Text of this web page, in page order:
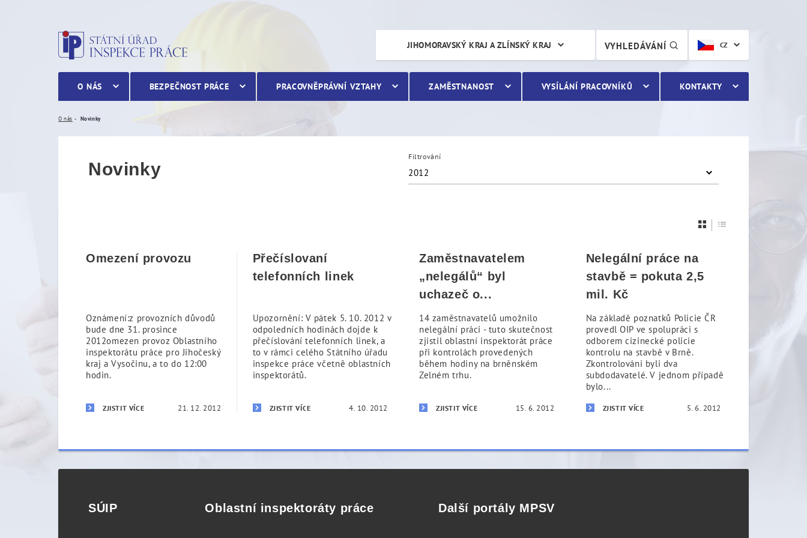
CZ
VYHLEDÁVÁNÍ
JIHOMORAVSKÝ KRAJ A ZLÍNSKÝ KRAJ
O NÁS BEZPEČNOST PRÁCE PRACOVNĚPRÁVNÍ VZTAHY ZAMĚSTNANOST VYSÍLÁNÍ PRACOVNÍKŮ KONTAKTY
O nás Novinky
Novinky
Filtrování
2012
Omezení provozu
Oznámení:z provozních důvodů
bude dne 31. prosince
2012omezen provoz Oblastního
inspektorátu práce pro Jihočeský
kraj a Vysočinu, a to do 12:00
hodin.
ZJISTIT VÍCE 21. 12. 2012
Přečíslovaní
telefonních linek
Upozornění: V pátek 5. 10. 2012 v
odpoledních hodinách dojde k
přečíslování telefonních linek, a
to v rámci celého Státního úřadu
inspekce práce včetně oblastních
inspektorátů.
ZJISTIT VÍCE 4. 10. 2012
Zaměstnavatelem
„nelegálů“ byl
uchazeč o...
14 zaměstnavatelů umožnilo
nelegální práci - tuto skutečnost
zjistil oblastní inspektorát práce
při kontrolách provedených
během hodiny na brněnském
Zelném trhu.
ZJISTIT VÍCE 15. 6. 2012
Nelegální práce na
stavbě = pokuta 2,5
mil. Kč
Na základě poznatků Policie ČR
provedl OIP ve spolupráci s
odborem cizinecké policie
kontrolu na stavbě v Brně.
Zkontrolováni byli dva
subdodavatelé. V jednom případě
bylo...
ZJISTIT VÍCE 5. 6. 2012
SÚIP Oblastní inspektoráty práce Další portály MPSV